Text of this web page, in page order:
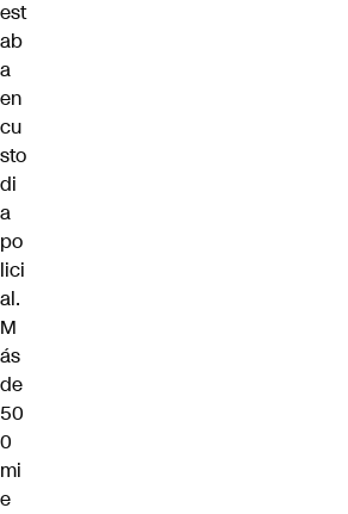
est
ab
a
en
cu
sto
di
a
po
lici
al.
M
ás
de
50
0
mi
e